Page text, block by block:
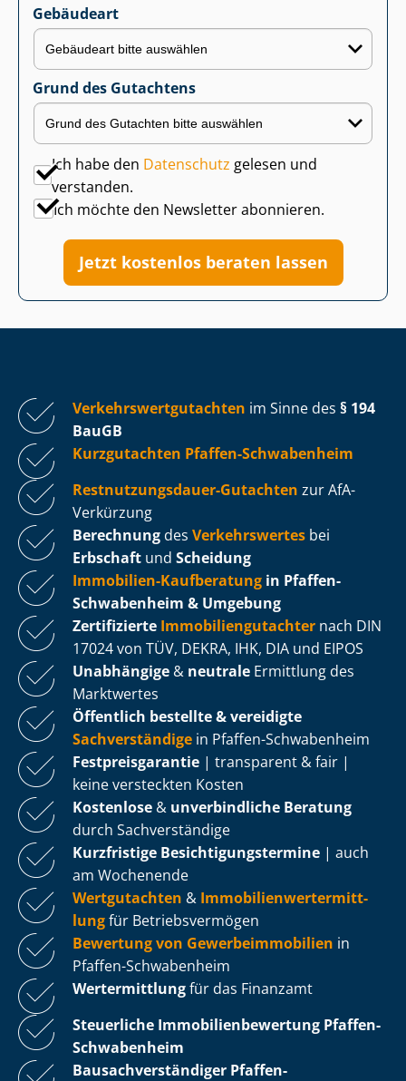
Gebäudeart
Grund des Gutachtens
Ich habe den Datenschutz gelesen und
verstanden.
Ich möchte den Newsletter abonnieren.
Jetzt kostenlos beraten lassen
Ver­kehrs­wert­gut­ach­ten im Sinne des § 194
BauGB
Kurzgutachten Pfaffen-Schwabenheim
Rest­nut­zungs­dau­er-Gutachten zur AfA-
Verkürzung
Berechnung des Verkehrswertes bei
Erbschaft und Scheidung
Immobilien-Kaufberatung in Pfaffen-
Schwabenheim & Umgebung
Zertifizierte Im­mo­bi­li­en­gut­ach­ter nach DIN
17024 von TÜV, DEKRA, IHK, DIA und EIPOS
Unabhängige & neutrale Ermittlung des
Marktwertes
Öffentlich bestellte & vereidigte
Sachverständige in Pfaffen-Schwabenheim
Fest­preis­ga­ran­tie | transparent & fair |
keine versteckten Kosten
Kostenlose & unverbindliche Beratung
durch Sachverständige
Kurzfristige Be­sich­ti­gungs­ter­mi­ne | auch
am Wochenende
Wertgutachten & Im­mo­bi­li­en­wert­ermitt­
lungfür Be­triebs­ver­mö­gen
Bewertung von Ge­wer­be­im­mo­bi­li­en in
Pfaffen-Schwabenheim
Wertermittlungfür das Finanzamt
Steuerliche Im­mo­bi­li­en­be­wer­tung Pfaffen-
Schwabenheim
Bau­sach­ver­stän­di­ger Pfaffen-